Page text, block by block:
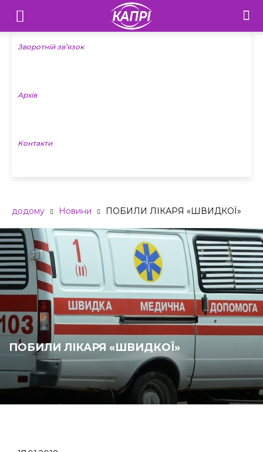
Телебачення
«Капрі»
Новини
Зворотній зв’язок
Архів
Контакти
додому Новини ПОБИЛИ ЛІКАРЯ «ШВИДКОЇ»
ПОБИЛИ ЛІКАРЯ «ШВИДКОЇ»